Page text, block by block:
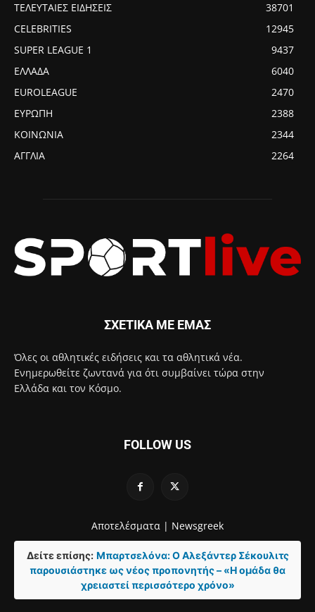
ΤΕΛΕΥΤΑΙΕΣ ΕΙΔΗΣΕΙΣ
38701
CELEBRITIES
12945
SUPER LEAGUE 1
9437
ΕΛΛΑΔΑ
6040
EUROLEAGUE
2470
ΕΥΡΩΠΗ
2388
ΚΟΙΝΩΝΙΑ
2344
ΑΓΓΛΙΑ
2264
ΣΧΕΤΙΚΑ ΜΕ ΕΜΑΣ
Όλες οι αθλητικές ειδήσεις και τα αθλητικά νέα.
Ενημερωθείτε ζωντανά για ότι συμβαίνει τώρα στην
Ελλάδα και τον Κόσμο.
FOLLOW US
Αποτελέσματα | Newsgreek
Δείτε επίσης: Μπαρτσελόνα: Ο Αλεξάντερ Σέκουλιτς
παρουσιάστηκε ως νέος προπονητής – «Η ομάδα θα
χρειαστεί περισσότερο χρόνο»